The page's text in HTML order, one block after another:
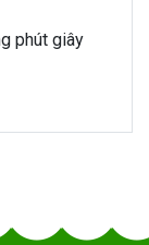
phút giây